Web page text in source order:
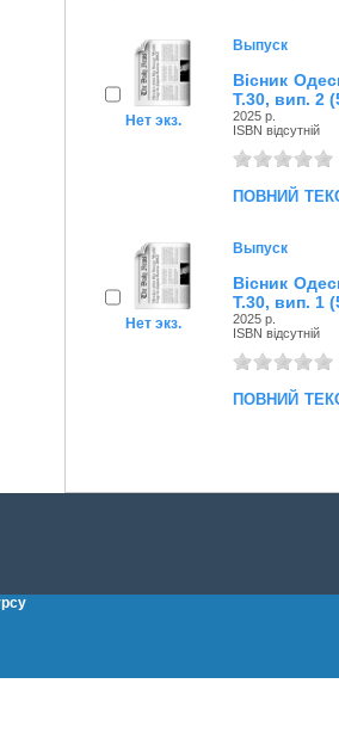
Нет экз.
Выпуск
Вісник
Т.30, вип. 2
2025 р.
ISBN відсутній
повний
Нет экз.
Выпуск
Вісник
Т.30, вип. 1
2025 р.
ISBN відсутній
повний